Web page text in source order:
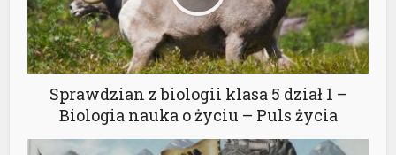
Sprawdzian z biologii klasa 5 dział 1 –
Biologia nauka o życiu – Puls życia